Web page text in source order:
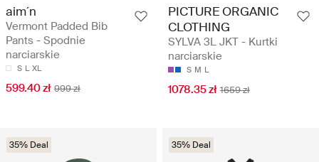
aim´n
Vermont Padded Bib
Pants - Spodnie
narciarskie
S L XL
599.40 zł 999 zł
PICTURE ORGANIC
CLOTHING
SYLVA 3L JKT - Kurtki
narciarskie
S M L
1078.35 zł 1659 zł
35% Deal 35% Deal